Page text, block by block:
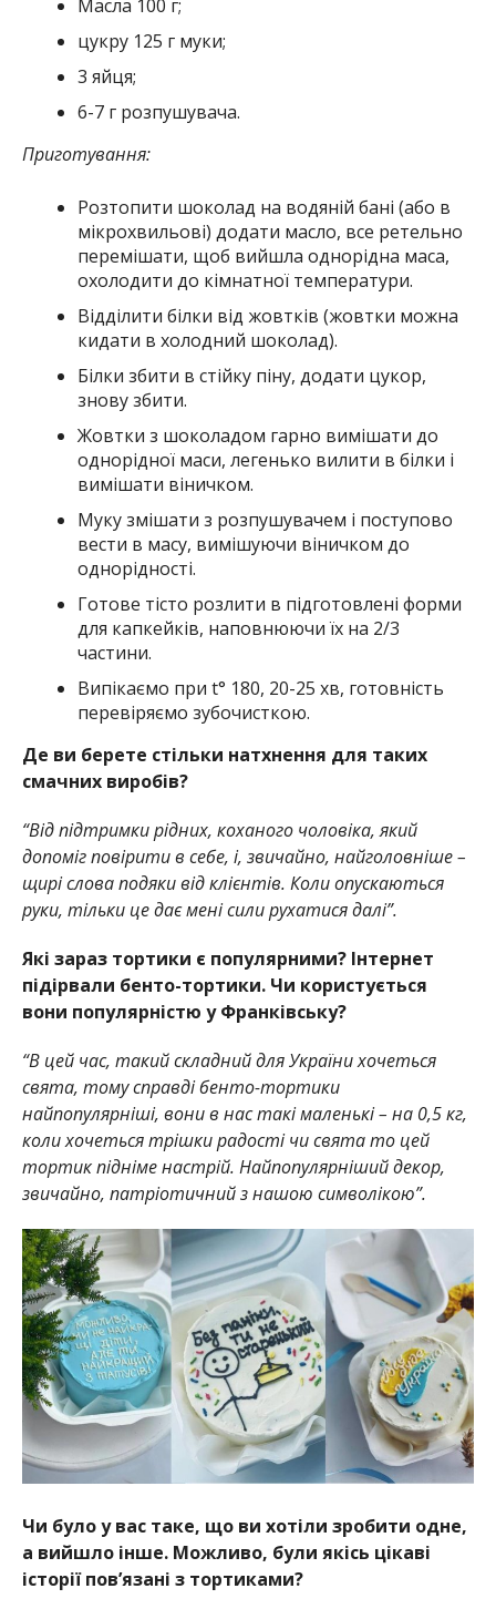
Масла 100 г;
цукру 125 г муки;
3 яйця;
6-7 г розпушувача.
Приготування:
Розтопити шоколад на водяній бані (або в
мікрохвильові) додати масло, все ретельно
перемішати, щоб вийшла однорідна маса,
охолодити до кiмнатноï температури.
Вiддiлити білки від жовтків (жовтки можна
кидати в холодний шоколад).
Білки збити в стійку піну, додати цукор,
знову збити.
Жовтки з шоколадом гарно вимішати до
однорідної маси, легенько вилити в білки і
вимішати віничком.
Муку змішати з розпушувачем і поступово
вести в масу, вимішуючи віничком до
однорідності.
Готове тісто розлити в пiдготовлені форми
для капкейків, наповнюючи їх на 2/3
частини.
Випікаємо при t° 180, 20-25 хв, готовність
перевіряємо зубочисткою.
Де ви берете стільки натхнення для таких
смачних виробів?
“Від підтримки рідних, коханого чоловіка, який
допоміг повірити в себе, і, звичайно, найголовніше –
щирі слова подяки від клієнтів. Коли опускаються
руки, тільки це дає мені сили рухатися далі”.
Які зараз тортики є популярними? Інтернет
підірвали бенто-тортики. Чи користується
вони популярністю у Франківську?
“В цей час, такий складний для України хочеться
свята, тому справді бенто-тортики
найпопулярніші, вони в нас такі маленькі – на 0,5 кг,
коли хочеться трішки радості чи свята то цей
тортик підніме настрій. Найпопулярніший декор,
звичайно, патріотичний з нашою символікою”.
Чи було у вас таке, що ви хотіли зробити одне,
а вийшло інше. Можливо, були якісь цікаві
історії пов’язані з тортиками?